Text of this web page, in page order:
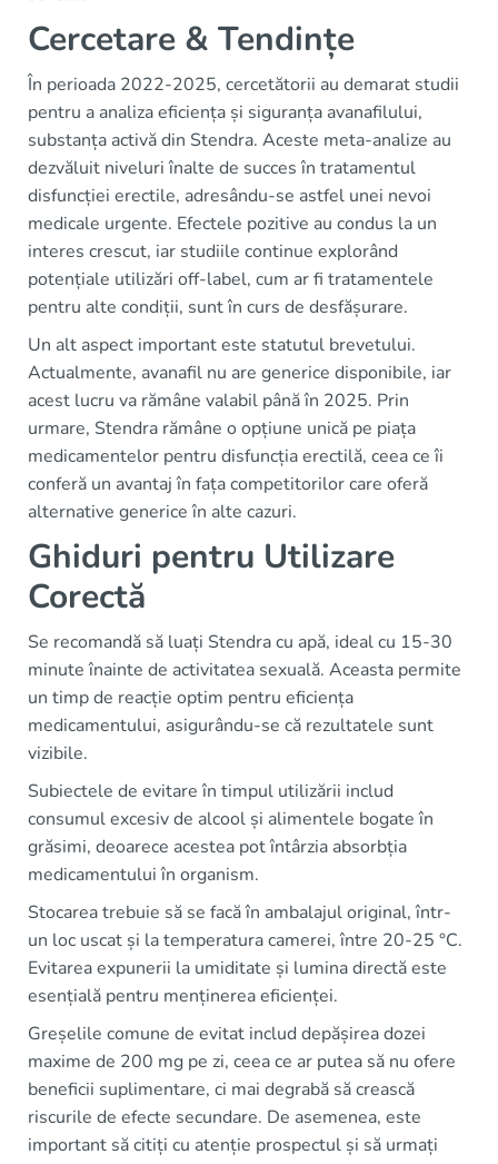
Cercetare & Tendințe
În perioada 2022-2025, cercetătorii au demarat studii
pentru a analiza eficiența și siguranța avanafilului,
substanța activă din Stendra. Aceste meta-analize au
dezvăluit niveluri înalte de succes în tratamentul
disfuncției erectile, adresându-se astfel unei nevoi
medicale urgente. Efectele pozitive au condus la un
interes crescut, iar studiile continue explorând
potențiale utilizări off-label, cum ar fi tratamentele
pentru alte condiții, sunt în curs de desfășurare.
Un alt aspect important este statutul brevetului.
Actualmente, avanafil nu are generice disponibile, iar
acest lucru va rămâne valabil până în 2025. Prin
urmare, Stendra rămâne o opțiune unică pe piața
medicamentelor pentru disfuncția erectilă, ceea ce îi
conferă un avantaj în fața competitorilor care oferă
alternative generice în alte cazuri.
Ghiduri pentru Utilizare
Corectă
Se recomandă să luați Stendra cu apă, ideal cu 15-30
minute înainte de activitatea sexuală. Aceasta permite
un timp de reacție optim pentru eficiența
medicamentului, asigurându-se că rezultatele sunt
vizibile.
Subiectele de evitare în timpul utilizării includ
consumul excesiv de alcool și alimentele bogate în
grăsimi, deoarece acestea pot întârzia absorbția
medicamentului în organism.
Stocarea trebuie să se facă în ambalajul original, într-
un loc uscat și la temperatura camerei, între 20-25 °C.
Evitarea expunerii la umiditate și lumina directă este
esențială pentru menținerea eficienței.
Greșelile comune de evitat includ depășirea dozei
maxime de 200 mg pe zi, ceea ce ar putea să nu ofere
beneficii suplimentare, ci mai degrabă să crească
riscurile de efecte secundare. De asemenea, este
important să citiți cu atenție prospectul și să urmați